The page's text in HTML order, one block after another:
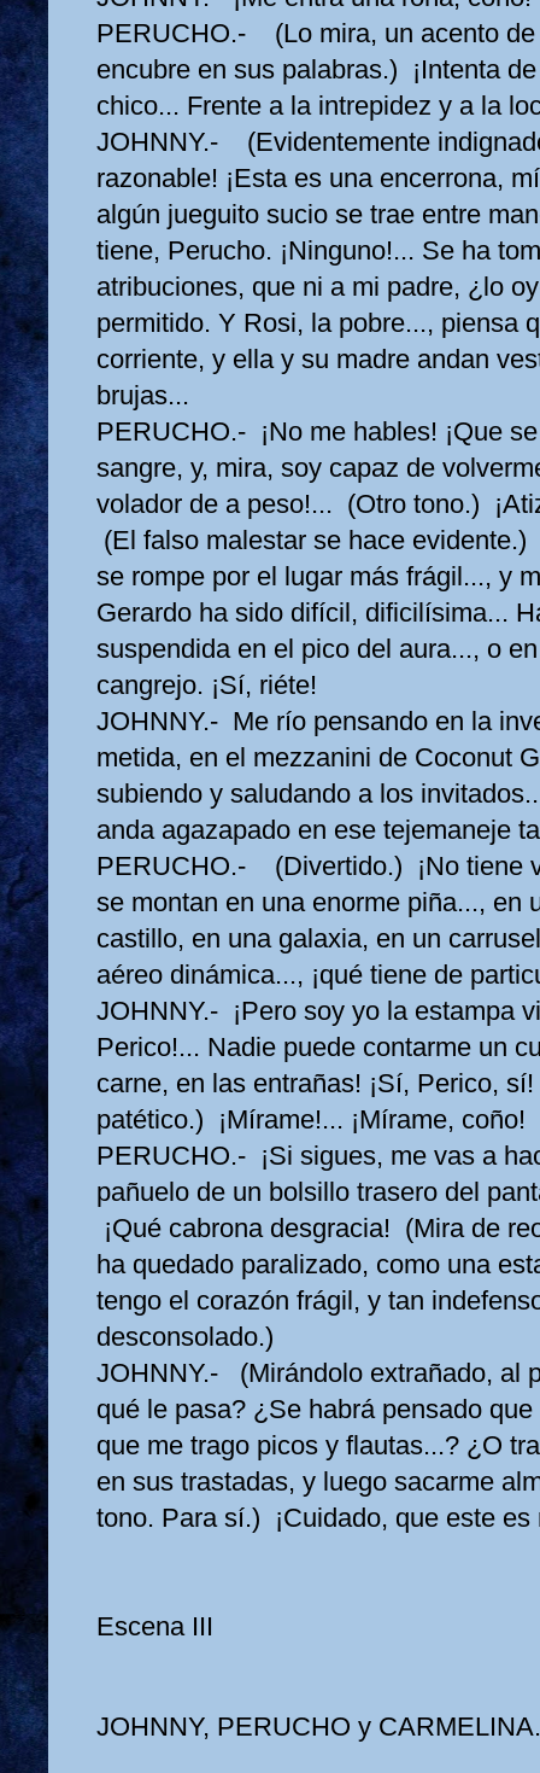
PERUCHO.- (Lo mira, un acento de
encubre en sus palabras.) ¡Intenta
chico... Frente a la intrepidez y a la
JOHNNY.- (Evidentemente
razonable! ¡Esta es una encerrona,
algún jueguito sucio se trae entre
tiene, Perucho. ¡Ninguno!... Se ha
atribuciones, que ni a mi padre, ¿lo
permitido. Y Rosi, la pobre..., piensa
corriente, y ella y su madre andan
brujas...
PERUCHO.- ¡No me hables! ¡Que
sangre, y, mira, soy capaz de
volador de a peso!... (Otro tono.)
(El falso malestar se hace
se rompe por el lugar más frágil..., y
Gerardo ha sido difícil, dificilísima...
suspendida en el pico del aura..., o
cangrejo. ¡Sí, riéte!
JOHNNY.- Me río pensando en la
metida, en el mezzanini de Coconut
subiendo y saludando a los
anda agazapado en ese tejemaneje
PERUCHO.- (Divertido.) ¡No tiene
se montan en una enorme piña..., en
castillo, en una galaxia, en un
aéreo dinámica..., ¡qué tiene de
JOHNNY.- ¡Pero soy yo la estampa
Perico!... Nadie puede contarme un
carne, en las entrañas! ¡Sí, Perico,
patético.) ¡Mírame!... ¡Mírame, coño!
PERUCHO.- ¡Si sigues, me vas a
pañuelo de un bolsillo trasero del
¡Qué cabrona desgracia! (Mira de
ha quedado paralizado, como una
tengo el corazón frágil, y tan
desconsolado.)
JOHNNY.- (Mirándolo extrañado, al
qué le pasa? ¿Se habrá pensado
que me trago picos y flautas...? ¿O
en sus trastadas, y luego sacarme
tono. Para sí.) ¡Cuidado, que este es
Escena III
JOHNNY, PERUCHO y CARMELINA.